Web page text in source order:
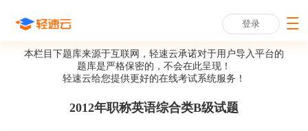
登录
本栏目下题库来源于互联网，轻速云承诺对于用户导入平台的
题库是严格保密的，不会在此呈现！
轻速云给您提供更好的在线考试系统服务！
2012年职称英语综合类B级试题